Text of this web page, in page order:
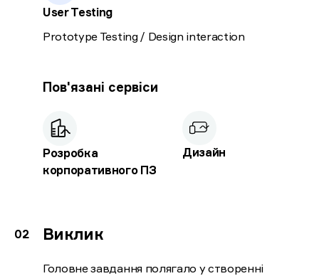
User Testing
Prototype Testing / Design interaction
Пов'язані сервіси
Розробка
корпоративного ПЗ
Дизайн
Виклик
Головне завдання полягало у створенні